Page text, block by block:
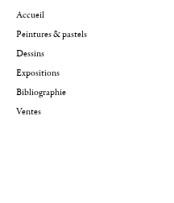
Accueil
Peintures & pastels
Dessins
Expositions
Bibliographie
Ventes